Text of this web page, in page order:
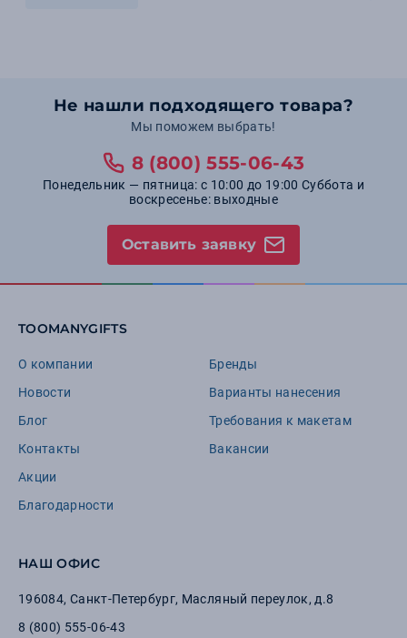
Не нашли подходящего товара?
Мы поможем выбрать!
8 (800) 555-06-43
Понедельник — пятница: с 10:00 до 19:00 Суббота и
воскресенье: выходные
Оставить заявку
TOOMANYGIFTS
О компании
Новости
Блог
Контакты
Акции
Благодарности
Бренды
Варианты нанесения
Требования к макетам
Вакансии
НАШ ОФИС
196084, Санкт-Петербург, Масляный переулок, д.8
8 (800) 555-06-43